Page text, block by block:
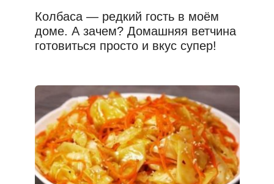
Колбаса — редкий гость в моём
доме. А зачем? Домашняя ветчина
готовиться просто и вкус супер!